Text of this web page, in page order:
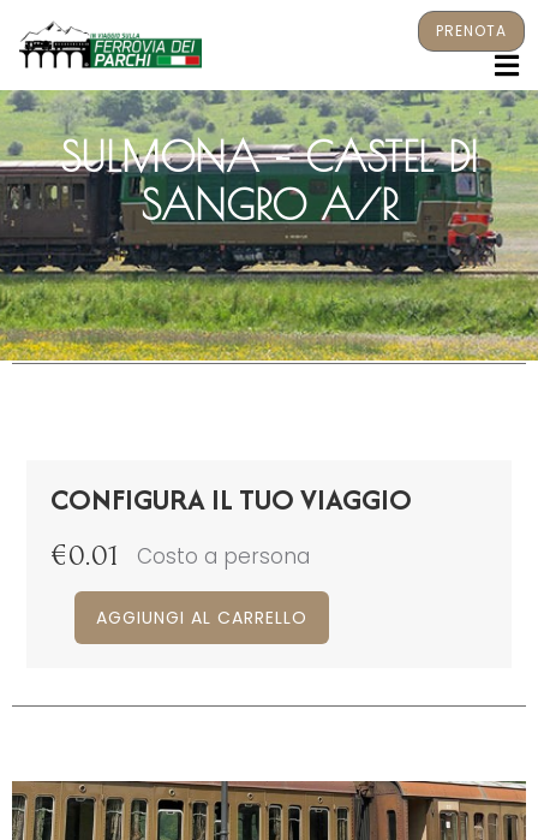
PRENOTA
SULMONA – CASTEL DI
SANGRO A/R
CONFIGURA IL TUO VIAGGIO
€0.01 Costo a persona
AGGIUNGI AL CARRELLO